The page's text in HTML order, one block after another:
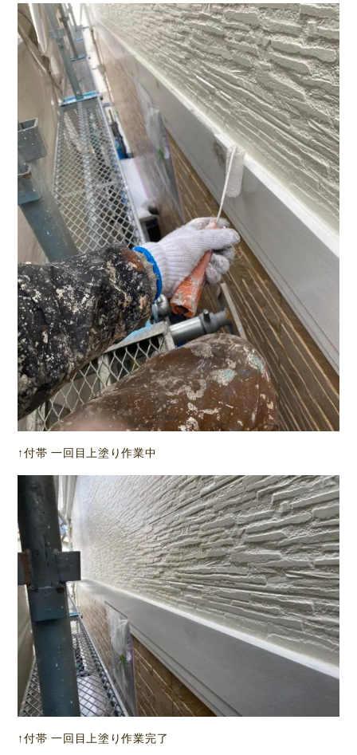
↑付帯 一回目上塗り作業中
↑付帯 一回目上塗り作業完了